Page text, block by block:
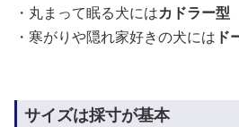
・丸まって眠る犬にはカドラー型
・寒がりや隠れ家好きの犬には ド
サイズは採寸が基本